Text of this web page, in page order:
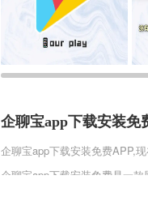
企聊宝app下载安装免
企聊宝app下载安装免费APP,
企聊宝app下载安装免费是一
己的操作技巧，用实力快速